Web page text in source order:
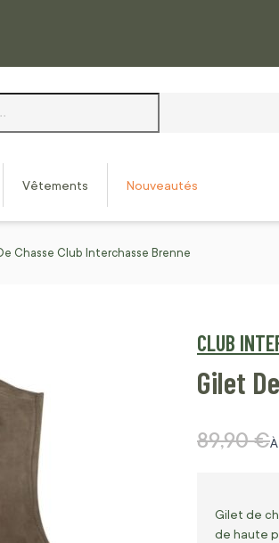
Vêtements Nouveautés
Chasse Club Interchasse Brenne
CLUB
Gilet
Prix normal
89,90 €
Gilet de
de haute